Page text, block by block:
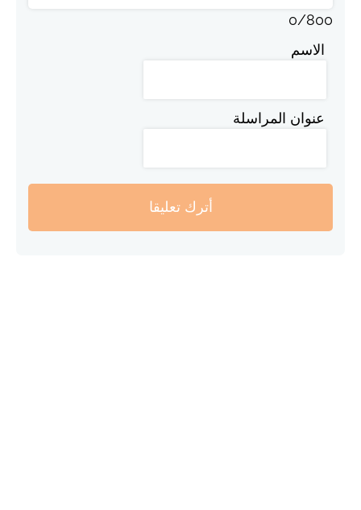
0/800
الاسم
عنوان المراسلة
أترك تعليقا